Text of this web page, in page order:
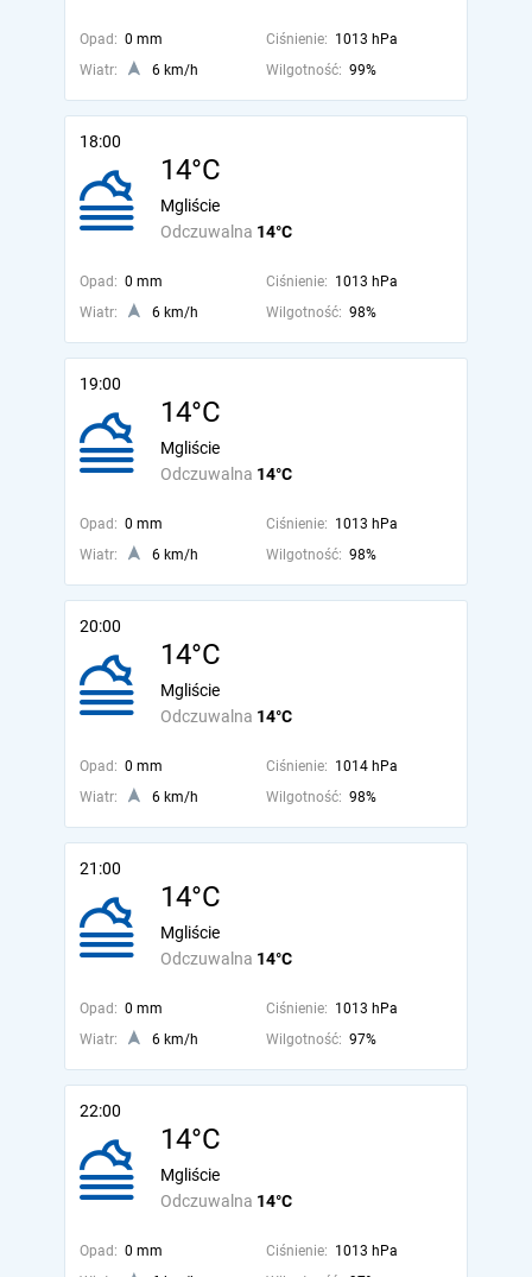
Opad: 0 mm Ciśnienie: 1013 hPa
Wiatr:
6 km/h Wilgotność: 99%
18:00
14°C
Odczuwalna 14°C
Mgliście
Opad: 0 mm Ciśnienie: 1013 hPa
Wiatr:
6 km/h Wilgotność: 98%
19:00
14°C
Odczuwalna 14°C
Mgliście
Opad: 0 mm Ciśnienie: 1013 hPa
Wiatr:
6 km/h Wilgotność: 98%
20:00
14°C
Odczuwalna 14°C
Mgliście
Opad: 0 mm Ciśnienie: 1014 hPa
Wiatr:
6 km/h Wilgotność: 98%
21:00
14°C
Odczuwalna 14°C
Mgliście
Opad: 0 mm Ciśnienie: 1013 hPa
Wiatr:
6 km/h Wilgotność: 97%
22:00
14°C
Odczuwalna 14°C
Mgliście
Opad: 0 mm Ciśnienie: 1013 hPa